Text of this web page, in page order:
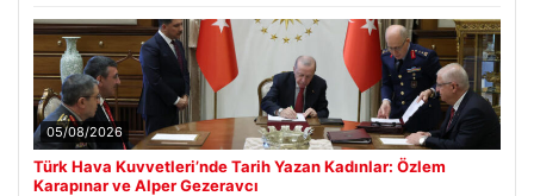
05/08/2026
Türk Hava Kuvvetleri’nde Tarih Yazan Kadınlar: Özlem
Karapınar ve Alper Gezeravcı